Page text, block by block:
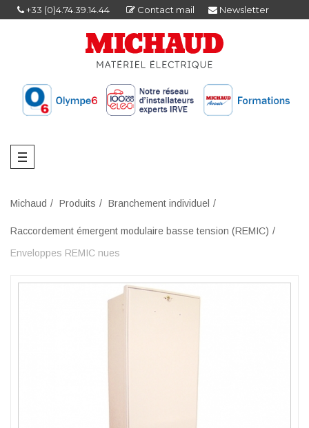
+33 (0)4.74.39.14.44 Contact mail Newsletter
Michaud Produits Branchement individuel
Raccordement émergent modulaire basse tension (REMIC)
Enveloppes REMIC nues